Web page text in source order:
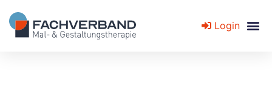
Login